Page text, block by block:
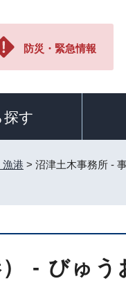
防災・緊急情報
探す
漁港 > 沼津土木事務所 -
- びゅう